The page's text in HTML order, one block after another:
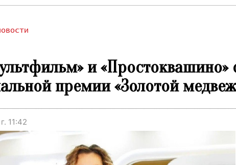
и «Простоквашино»
премии «Золотой
11:42